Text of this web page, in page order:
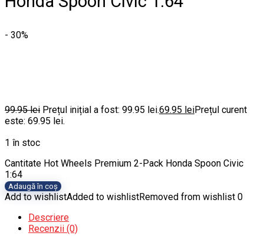
- 30%
99.95lei Prețul inițial a fost: 99.95 lei.69.95 leiPrețul curent
este: 69.95 lei.
1 în stoc
Cantitate Hot Wheels Premium 2-Pack Honda Spoon Civic
1:64
Adaugă în coș
Add to wishlistAdded to wishlistRemoved from wishlist 0
Descriere
Recenzii (0)